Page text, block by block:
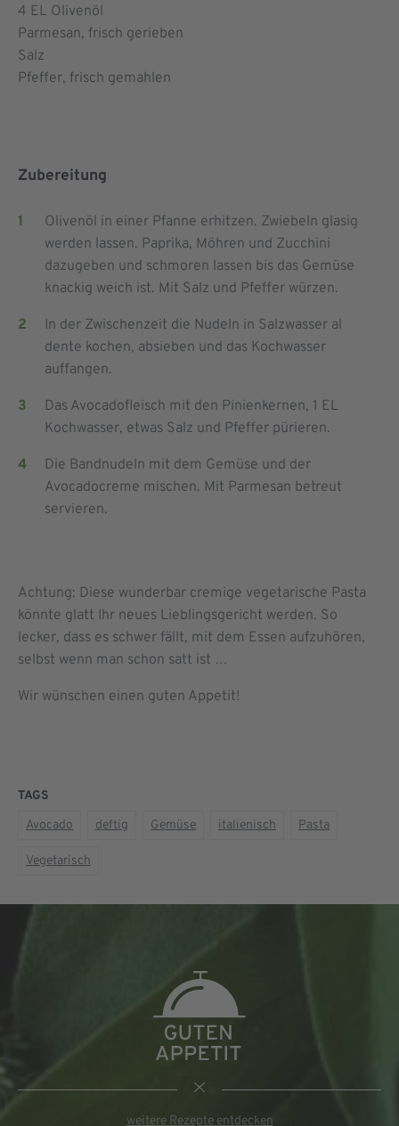
4 EL Olivenöl
Parmesan, frisch gerieben
Salz
Pfeffer, frisch gemahlen
Zubereitung
Olivenöl in einer Pfanne erhitzen. Zwiebeln glasig
werden lassen. Paprika, Möhren und Zucchini
dazugeben und schmoren lassen bis das Gemüse
knackig weich ist. Mit Salz und Pfeffer würzen.
In der Zwischenzeit die Nudeln in Salzwasser al
dente kochen, absieben und das Kochwasser
auffangen.
Das Avocadofleisch mit den Pinienkernen, 1 EL
Kochwasser, etwas Salz und Pfeffer pürieren.
Die Bandnudeln mit dem Gemüse und der
Avocadocreme mischen. Mit Parmesan betreut
servieren.
Achtung: Diese wunderbar cremige vegetarische Pasta
könnte glatt Ihr neues Lieblingsgericht werden. So
lecker, dass es schwer fällt, mit dem Essen aufzuhören,
selbst wenn man schon satt ist …
Wir wünschen einen guten Appetit!
TAGS
Avocado
deftig Gemüse italienisch Pasta
Vegetarisch
weitere Rezepte entdecken